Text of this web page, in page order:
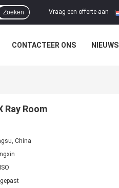
Vraag een offerte aan
Zoeken
CONTACTEER ONS NIEUWS
Room
China